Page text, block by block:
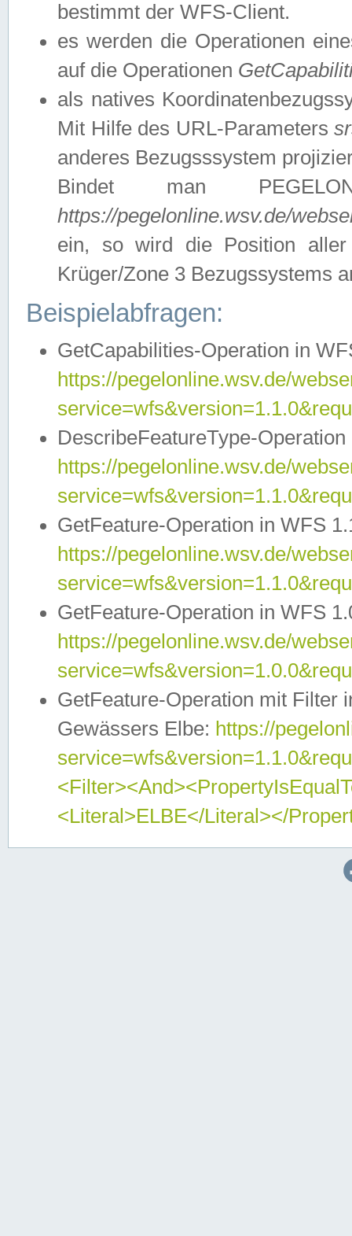
bestimmt der WFS-Client.
es werden die Operationen
auf die Operationen
als natives
Mit Hilfe des URL-Parameters
anderes Bezugsssystem
Bindet man
https://pegelonline.wsv.de/
ein, so wird die Position
Krüger/Zone 3 Bezugssystems
Beispielabfragen:
GetCapabilities-Operation in
https://pegelonline.wsv.de/
DescribeFeatureType-
https://pegelonline.wsv.de/
GetFeature-Operation in WFS
https://pegelonline.wsv.de/
GetFeature-Operation in WFS
https://pegelonline.wsv.de/
GetFeature-Operation mit Filter
Gewässers Elbe: https://
<Literal>ELBE</Literal></